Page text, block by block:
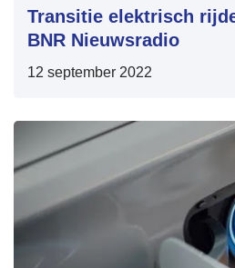
Transitie elektrisch
BNR Nieuwsradio
12 september 2022